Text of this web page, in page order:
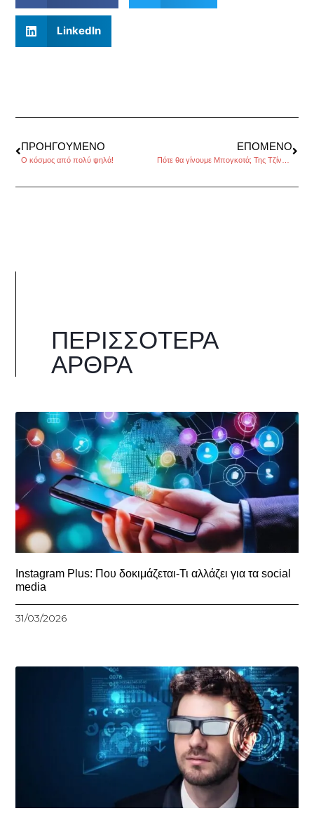
LinkedIn
ΠΡΟΗΓΟΎΜΕΝΟ
Ο κόσμος από πολύ ψηλά!
ΕΠΌΜΕΝΟ
ΠΕΡΙΣΣΌΤΕΡΑ
ΆΡΘΡΑ
Instagram Plus: Που δοκιμάζεται-Τι αλλάζει για τα social
media
31/03/2026